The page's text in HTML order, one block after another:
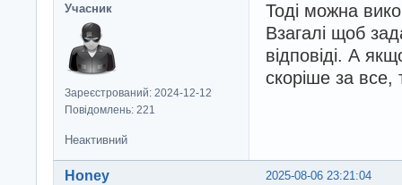
Учасник
Зареєстрований: 2024-12-12
Повідомлень: 221
Тоді можна
Взагалі щоб
відповіді. А
скоріше за
Неактивний
2025-08-06 23:21:04
Honey